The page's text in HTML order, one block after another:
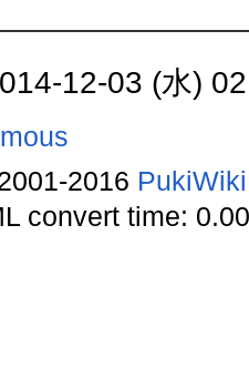
12-03 (水)
2016
convert time: